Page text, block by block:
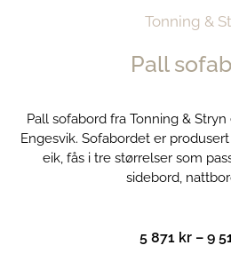
Tonning &
Pall
Pall sofabord fra Tonning &
Engesvik. Sofabordet er
eik, fås i tre størrelser som
sidebord,
5 871 kr – 9